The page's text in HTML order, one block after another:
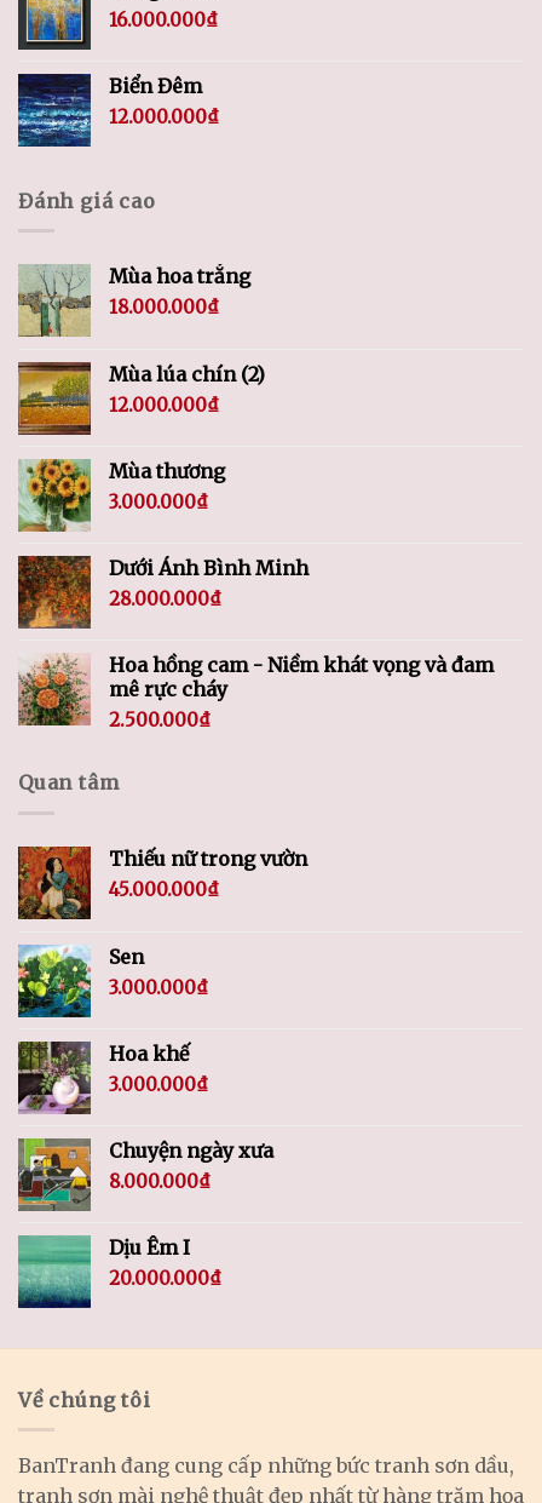
16.000.000₫
Biển Đêm
12.000.000₫
Đánh giá cao
Mùa hoa trắng
18.000.000₫
Mùa lúa chín (2)
12.000.000₫
Mùa thương
3.000.000₫
Dưới Ánh Bình Minh
28.000.000₫
Hoa hồng cam - Niềm khát vọng và đam
mê rực cháy
2.500.000₫
Quan tâm
Thiếu nữ trong vườn
45.000.000₫
Sen
3.000.000₫
Hoa khế
3.000.000₫
Chuyện ngày xưa
8.000.000₫
Dịu Êm I
20.000.000₫
Về chúng tôi
BanTranh đang cung cấp những bức tranh sơn dầu,
tranh sơn mài nghệ thuật đẹp nhất từ hàng trăm họa